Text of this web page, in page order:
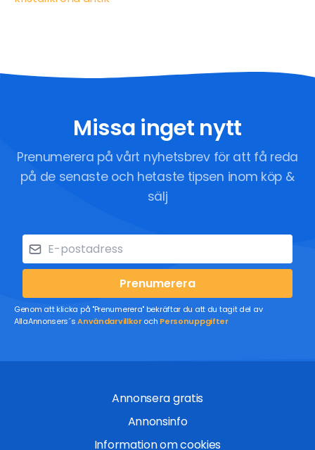
Missa inget nytt
Prenumerera på vårt nyhetsbrev för att få reda
på de senaste och hetaste tipsen inom köp &
sälj
Prenumerera
Genom att klicka på "Prenumerera" bekräftar du att du tagit del av
AllaAnnonsers´sAnvändarvillkoroch Personuppgifter
Annonsera gratis
Annonsinfo
Information om cookies